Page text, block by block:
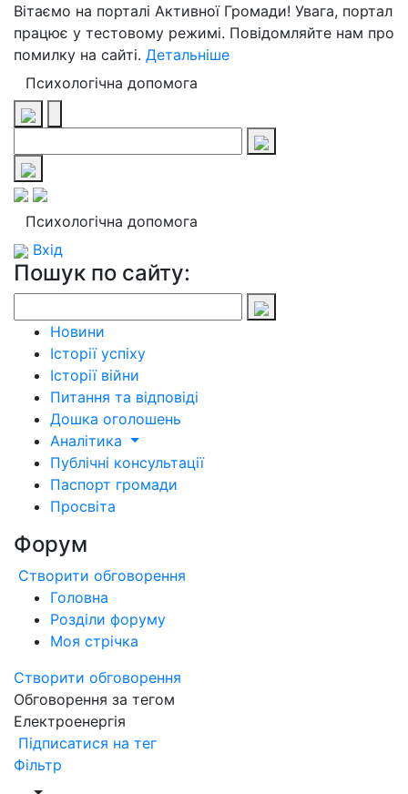
Вітаємо на порталі Активної Громади! Увага, портал
працює у тестовому режимі. Повідомляйте нам про
помилку на сайті. Детальніше
Психологічна допомога
Психологічна допомога
Вхід
Пошук по сайту:
Новини
Історії успіху
Історії війни
Питання та відповіді
Дошка оголошень
Аналітика
Публічні консультації
Паспорт громади
Просвіта
Форум
Створити обговорення
Головна
Розділи форуму
Моя стрічка
Створити обговорення
Обговорення за тегом
Електроенергія
Підписатися на тег
Фільтр